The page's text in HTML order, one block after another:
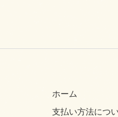
ホーム
支払い方法につ